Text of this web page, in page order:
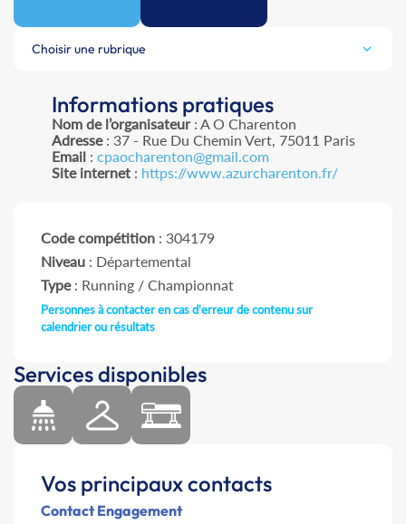
Choisir une rubrique
Informations pratiques
Nom de l’organisateur: A O Charenton
Adresse: 37 - Rue Du Chemin Vert, 75011 Paris
Email: cpaocharenton@gmail.com
Site internet: https://www.azurcharenton.fr/
Code compétition : 304179
Niveau : Départemental
Type: Running / Championnat
Personnes à contacter en cas d'erreur de contenu sur
calendrier ou résultats
Services disponibles
Vos principaux contacts
Contact Engagement